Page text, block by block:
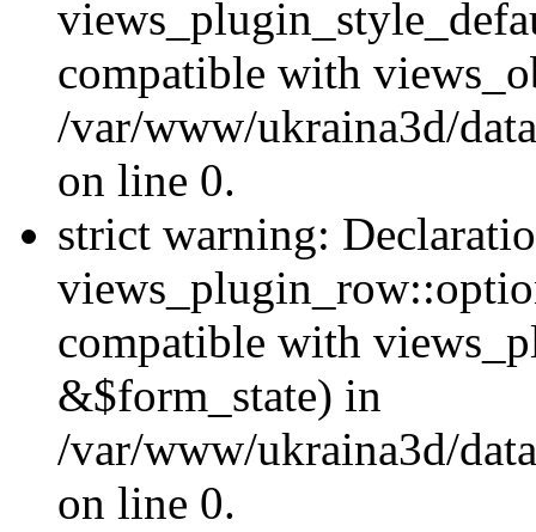
compatible with
/var/www/ukraina3d/
on line 0.
strict warning:
compatible with
&$form_state) in
/var/www/ukraina3d/
on line 0.